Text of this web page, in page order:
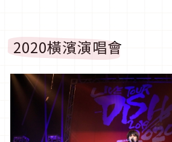
2020橫濱演唱會